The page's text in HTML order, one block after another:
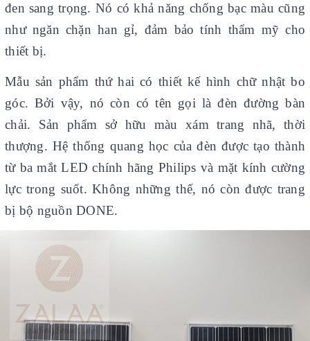
đen sang trọng. Nó có khả năng chống bạc màu cũng
như ngăn chặn han gỉ, đảm bảo tính thẩm mỹ cho
thiết bị.
Mẫu sản phẩm thứ hai có thiết kế hình chữ nhật bo
góc. Bởi vậy, nó còn có tên gọi là đèn đường bàn
chải. Sản phẩm sở hữu màu xám trang nhã, thời
thượng. Hệ thống quang học của đèn được tạo thành
từ ba mắt LED chính hãng Philips và mặt kính cường
lực trong suốt. Không những thế, nó còn được trang
bị bộ nguồn DONE.